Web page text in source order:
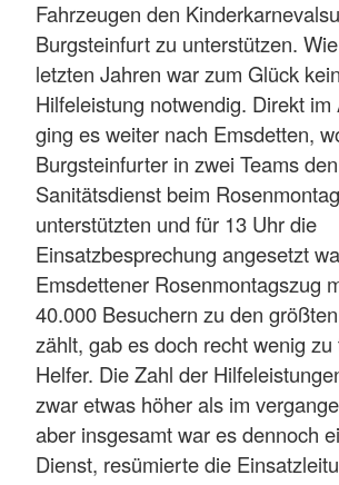
Fahrzeugen den
Burgsteinfurt zu unterstützen.
letzten Jahren war zum Glück
Hilfeleistung notwendig. Direkt im
ging es weiter nach Emsdetten,
Burgsteinfurter in zwei Teams den
Sanitätsdienst beim
unterstützten und für 13 Uhr die
Einsatzbesprechung angesetzt
Emsdettener Rosenmontagszug
40.000 Besuchern zu den
zählt, gab es doch recht wenig
Helfer. Die Zahl der
zwar etwas höher als im
aber insgesamt war es dennoch
Dienst, resümierte die